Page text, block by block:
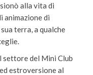
alla vita di
di
terra, a qualche
settore del Mini Club
estroversione al